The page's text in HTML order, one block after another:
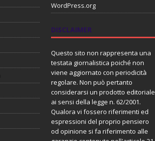
WordPress.org
DISCLAIMER
Questo sito non rappresenta una
testata giornalistica poiché non
viene aggiornato con periodicità
regolare. Non può pertanto
considerarsi un prodotto editoriale
ai sensi della legge n. 62/2001.
Qualora vi fossero riferimenti ed
espressioni del proprio pensiero
od opinione si fa riferimento alle